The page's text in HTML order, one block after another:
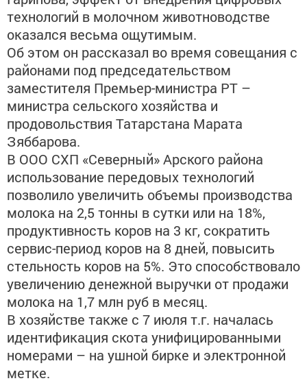
технологий в молочном животноводстве
оказался весьма ощутимым.
Об этом он рассказал во время совещания с
районами под председательством
заместителя Премьер-министра РТ –
министра сельского хозяйства и
продовольствия Татарстана Марата
Зяббарова.
В ООО СХП «Северный» Арского района
использование передовых технологий
позволило увеличить объемы производства
молока на 2,5 тонны в сутки или на 18%,
продуктивность коров на 3 кг, сократить
сервис-период коров на 8 дней, повысить
стельность коров на 5%. Это способствовало
увеличению денежной выручки от продажи
молока на 1,7 млн руб в месяц.
В хозяйстве также с 7 июля т.г. началась
идентификация скота унифицированными
номерами – на ушной бирке и электронной
метке.